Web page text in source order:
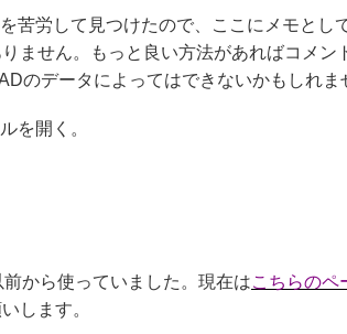
苦労して見つけたので、ここにメモとし
ません。もっと良い方法があればコメン
のデータによってはできないかもしれま
を開く。
から使っていました。現在はこちらのペ
します。